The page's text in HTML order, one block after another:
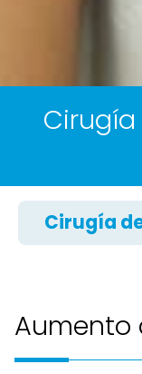
Cirugía
Aumento